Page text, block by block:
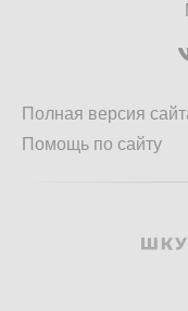
Полная версия
Помощь по сайту